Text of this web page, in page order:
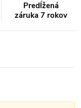
Predĺžená
záruka 7 rokov